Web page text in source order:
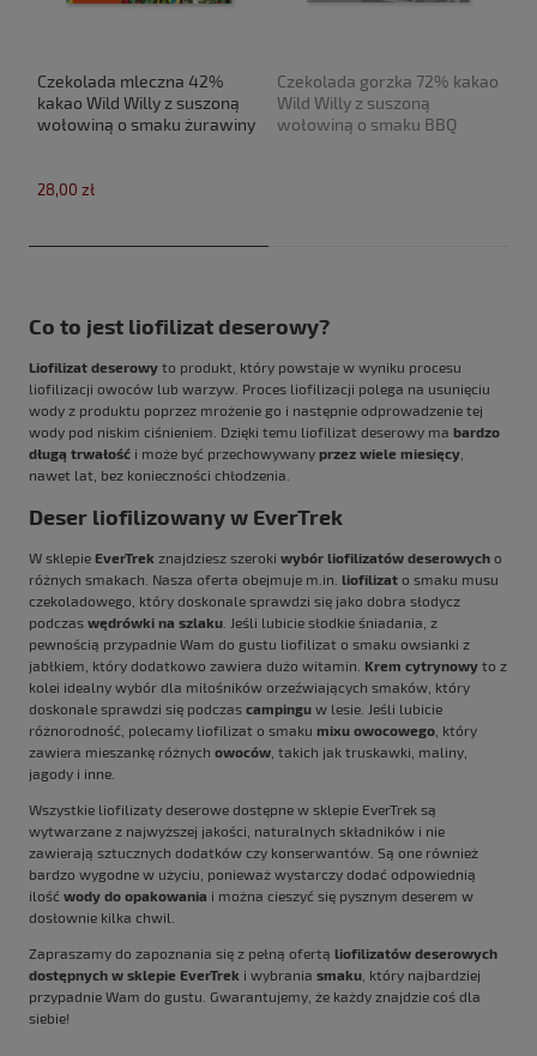
Czekolada mleczna 42%
kakao Wild Willy z suszoną
wołowiną o smaku żurawiny
28,00 zł
Czekolada gorzka 72% kakao
Wild Willy z suszoną
wołowiną o smaku BBQ
Co to jest liofilizat deserowy?
Liofilizat deserowy to produkt, który powstaje w wyniku procesu
liofilizacji owoców lub warzyw. Proces liofilizacji polega na usunięciu
wody z produktu poprzez mrożenie go i następnie odprowadzenie tej
wody pod niskim ciśnieniem. Dzięki temu liofilizat deserowy ma bardzo
długą trwałość i może być przechowywany przez wiele miesięcy
nawet lat, bez konieczności chłodzenia.
Deser liofilizowany w EverTrek
W sklepie EverTrek znajdziesz szeroki wybór liofilizatów deserowych o
różnych smakach. Nasza oferta obejmuje m.in. liofilizat o smaku musu
czekoladowego, który doskonale sprawdzi się jako dobra słodycz
podczas wędrówki na szlaku . Jeśli lubicie słodkie śniadania, z
pewnością przypadnie Wam do gustu liofilizat o smaku owsianki z
jabłkiem, który dodatkowo zawiera dużo witamin. Krem cytrynowy to z
kolei idealny wybór dla miłośników orzeźwiających smaków, który
doskonale sprawdzi się podczas campingu w lesie . Jeśli lubicie
różnorodność, polecamy liofilizat o smaku mixu owocowego , który
zawiera mieszankę różnych owoców , takich jak truskawki, maliny,
jagody i inne.
Wszystkie liofilizaty deserowe dostępne w sklepie EverTrek są
wytwarzane z najwyższej jakości, naturalnych składników i nie
zawierają sztucznych dodatków czy konserwantów. Są one również
bardzo wygodne w użyciu, ponieważ wystarczy dodać odpowiednią
ilość wody do opakowania i można cieszyć się pysznym deserem w
dosłownie kilka chwil.
Zapraszamy do zapoznania się z pełną ofertą liofilizatów deserowych
dostępnych w sklepie EverTrek i wybrania smaku , który najbardziej
przypadnie Wam do gustu. Gwarantujemy, że każdy znajdzie coś dla
siebie!